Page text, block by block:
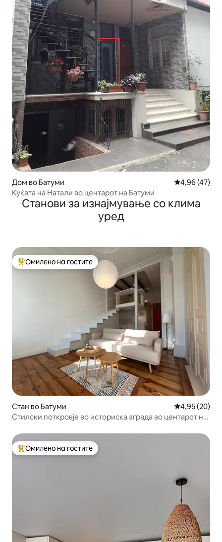
Дом во Батуми Просечна
4,96 (47)
Куќата на Натали во центарот на Батуми
Станови за изнајмување со клима
уред
Меѓу најуспешните „Омилени на гостите“
Омилено на гостите
Стан во Батуми Просечна
4,95 (20)
Стилски поткровје во историска зграда во центарот на
Меѓу најуспешните „Омилени на гостите“
Омилено на гостите